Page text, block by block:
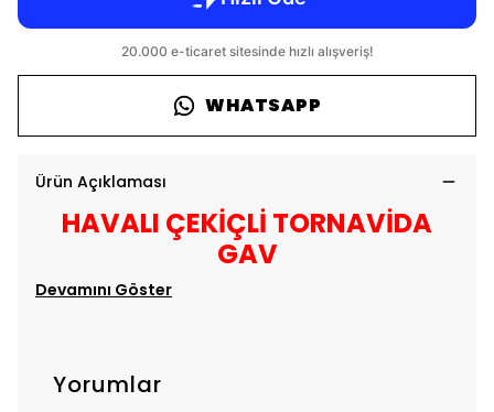
WHATSAPP
Ürün Açıklaması
HAVALI ÇEKİÇLİ TORNAVİDA
GAV
Devamını Göster
Yorumlar